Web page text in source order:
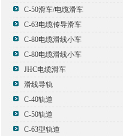
C-50滑车/电缆滑车
C-63电缆传导滑车
C-80电缆滑线小车
C-80电缆滑线小车
JHC电缆滑车
滑线导轨
C-40轨道
C-50轨道
C-63型轨道